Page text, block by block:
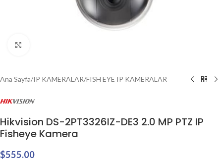
Ana Sayfa/IP KAMERALAR/FISH EYE IP KAMERALAR
Hikvision DS-2PT3326IZ-DE3 2.0 MP PTZ IP
Fisheye Kamera
$555.00